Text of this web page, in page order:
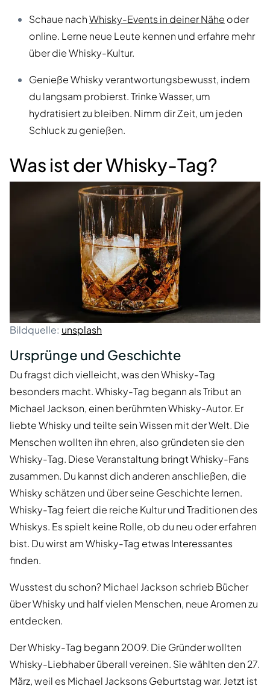
Schaue nachWhisky-Events in deiner Nähe oder
online. Lerne neue Leute kennen und erfahre mehr
über die Whisky-Kultur.
Genieße Whisky verantwortungsbewusst, indem
du langsam probierst. Trinke Wasser, um
hydratisiert zu bleiben. Nimm dir Zeit, um jeden
Schluck zu genießen.
Was ist der Whisky-Tag?
Bildquelle: unsplash
Ursprünge und Geschichte
Du fragst dich vielleicht, was den Whisky-Tag
besonders macht. Whisky-Tag begann als Tribut an
Michael Jackson, einen berühmten Whisky-Autor. Er
liebte Whisky und teilte sein Wissen mit der Welt. Die
Menschen wollten ihn ehren, also gründeten sie den
Whisky-Tag. Diese Veranstaltung bringt Whisky-Fans
zusammen. Du kannst dich anderen anschließen, die
Whisky schätzen und über seine Geschichte lernen.
Whisky-Tag feiert die reiche Kultur und Traditionen des
Whiskys. Es spielt keine Rolle, ob du neu oder erfahren
bist. Du wirst am Whisky-Tag etwas Interessantes
finden.
Wusstest du schon? Michael Jackson schrieb Bücher
über Whisky und half vielen Menschen, neue Aromen zu
entdecken.
Der Whisky-Tag begann 2009. Die Gründer wollten
Whisky-Liebhaber überall vereinen. Sie wählten den 27.
März, weil es Michael Jacksons Geburtstag war. Jetzt ist